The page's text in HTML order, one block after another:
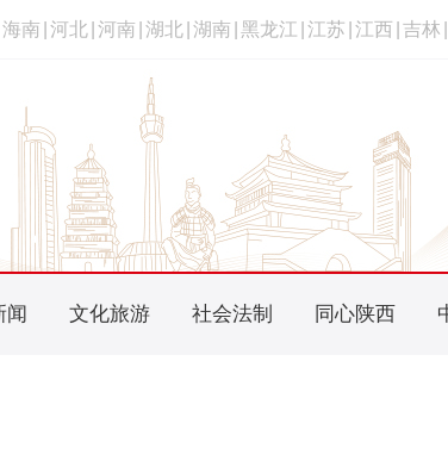
海南 河北 河南 湖北 湖南 黑龙江 江苏 江西 吉林
闻 文化旅游 社会法制 同心陕西